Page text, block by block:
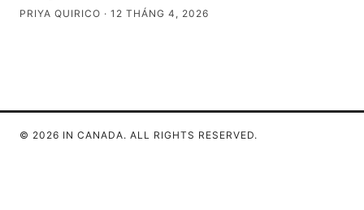
PRIYA QUIRICO · 12 THÁNG 4, 2026
© 2026 IN CANADA. ALL RIGHTS RESERVED.